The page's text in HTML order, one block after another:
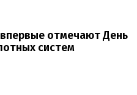
отмечают День
систем